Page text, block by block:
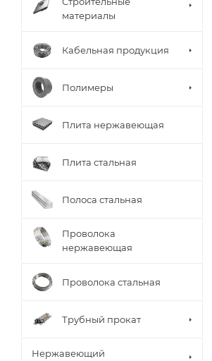
материалы
Кабельная продукция
Полимеры
Плита нержавеющая
Плита стальная
Полоса стальная
Проволока
нержавеющая
Проволока стальная
Трубный прокат
Нержавеющий